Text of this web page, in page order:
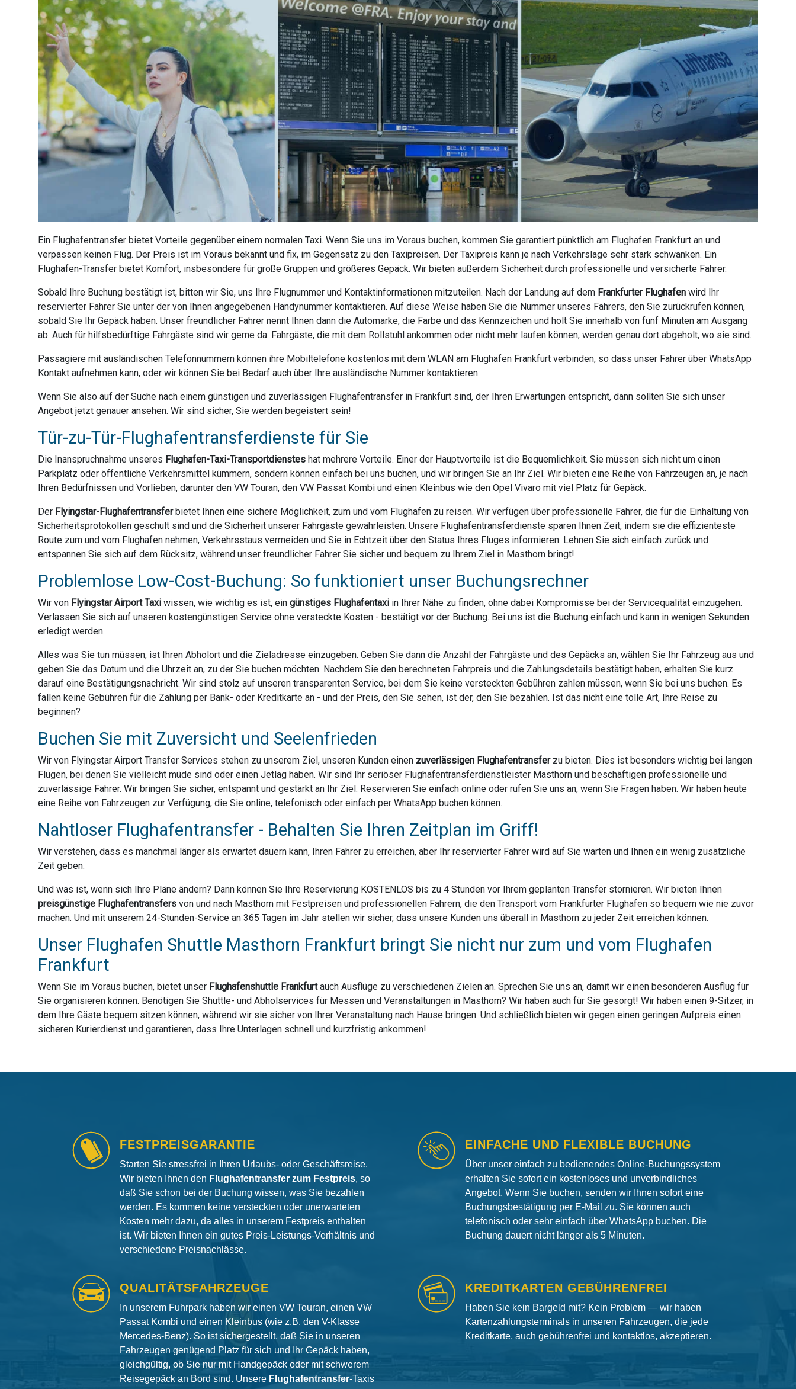
Ein Flughafentransfer bietet Vorteile gegenüber einem normalen Taxi. Wenn Sie uns im Voraus buchen, kommen Sie garantiert pünktlich am Flughafen Frankfurt an und
verpassen keinen Flug. Der Preis ist im Voraus bekannt und fix, im Gegensatz zu den Taxipreisen. Der Taxipreis kann je nach Verkehrslage sehr stark schwanken. Ein
Flughafen-Transfer bietet Komfort, insbesondere für große Gruppen und größeres Gepäck. Wir bieten außerdem Sicherheit durch professionelle und versicherte Fahrer.
Sobald Ihre Buchung bestätigt ist, bitten wir Sie, uns Ihre Flugnummer und Kontaktinformationen mitzuteilen. Nach der Landung auf dem Frankfurter Flughafen wird Ihr
reservierter Fahrer Sie unter der von Ihnen angegebenen Handynummer kontaktieren. Auf diese Weise haben Sie die Nummer unseres Fahrers, den Sie zurückrufen können,
sobald Sie Ihr Gepäck haben. Unser freundlicher Fahrer nennt Ihnen dann die Automarke, die Farbe und das Kennzeichen und holt Sie innerhalb von fünf Minuten am Ausgang
ab. Auch für hilfsbedürftige Fahrgäste sind wir gerne da: Fahrgäste, die mit dem Rollstuhl ankommen oder nicht mehr laufen können, werden genau dort abgeholt, wo sie sind.
Passagiere mit ausländischen Telefonnummern können ihre Mobiltelefone kostenlos mit dem WLAN am Flughafen Frankfurt verbinden, so dass unser Fahrer über WhatsApp
Kontakt aufnehmen kann, oder wir können Sie bei Bedarf auch über Ihre ausländische Nummer kontaktieren.
Wenn Sie also auf der Suche nach einem günstigen und zuverlässigen Flughafentransfer in Frankfurt sind, der Ihren Erwartungen entspricht, dann sollten Sie sich unser
Angebot jetzt genauer ansehen. Wir sind sicher, Sie werden begeistert sein!
Tür-zu-Tür-Flughafentransferdienste für Sie
Die Inanspruchnahme unseres Flughafen-Taxi-Transportdienstes hat mehrere Vorteile. Einer der Hauptvorteile ist die Bequemlichkeit. Sie müssen sich nicht um einen
Parkplatz oder öffentliche Verkehrsmittel kümmern, sondern können einfach bei uns buchen, und wir bringen Sie an Ihr Ziel. Wir bieten eine Reihe von Fahrzeugen an, je nach
Ihren Bedürfnissen und Vorlieben, darunter den VW Touran, den VW Passat Kombi und einen Kleinbus wie den Opel Vivaro mit viel Platz für Gepäck.
Der Flyingstar-Flughafentransferbietet Ihnen eine sichere Möglichkeit, zum und vom Flughafen zu reisen. Wir verfügen über professionelle Fahrer, die für die Einhaltung von
Sicherheitsprotokollen geschult sind und die Sicherheit unserer Fahrgäste gewährleisten. Unsere Flughafentransferdienste sparen Ihnen Zeit, indem sie die effizienteste
Route zum und vom Flughafen nehmen, Verkehrsstaus vermeiden und Sie in Echtzeit über den Status Ihres Fluges informieren. Lehnen Sie sich einfach zurück und
entspannen Sie sich auf dem Rücksitz, während unser freundlicher Fahrer Sie sicher und bequem zu Ihrem Ziel in Masthorn bringt!
Problemlose Low-Cost-Buchung: So funktioniert unser Buchungsrechner
Wir von Flyingstar Airport Taxi wissen, wie wichtig es ist, ein günstiges Flughafentaxi in Ihrer Nähe zu finden, ohne dabei Kompromisse bei der Servicequalität einzugehen.
Verlassen Sie sich auf unseren kostengünstigen Service ohne versteckte Kosten - bestätigt vor der Buchung. Bei uns ist die Buchung einfach und kann in wenigen Sekunden
erledigt werden.
Alles was Sie tun müssen, ist Ihren Abholort und die Zieladresse einzugeben. Geben Sie dann die Anzahl der Fahrgäste und des Gepäcks an, wählen Sie Ihr Fahrzeug aus und
geben Sie das Datum und die Uhrzeit an, zu der Sie buchen möchten. Nachdem Sie den berechneten Fahrpreis und die Zahlungsdetails bestätigt haben, erhalten Sie kurz
darauf eine Bestätigungsnachricht. Wir sind stolz auf unseren transparenten Service, bei dem Sie keine versteckten Gebühren zahlen müssen, wenn Sie bei uns buchen. Es
fallen keine Gebühren für die Zahlung per Bank- oder Kreditkarte an - und der Preis, den Sie sehen, ist der, den Sie bezahlen. Ist das nicht eine tolle Art, Ihre Reise zu
beginnen?
Buchen Sie mit Zuversicht und Seelenfrieden
Wir von Flyingstar Airport Transfer Services stehen zu unserem Ziel, unseren Kunden einen zuverlässigen Flughafentransferzu bieten. Dies ist besonders wichtig bei langen
Flügen, bei denen Sie vielleicht müde sind oder einen Jetlag haben. Wir sind Ihr seriöser Flughafentransferdienstleister Masthorn und beschäftigen professionelle und
zuverlässige Fahrer. Wir bringen Sie sicher, entspannt und gestärkt an Ihr Ziel. Reservieren Sie einfach online oder rufen Sie uns an, wenn Sie Fragen haben. Wir haben heute
eine Reihe von Fahrzeugen zur Verfügung, die Sie online, telefonisch oder einfach per WhatsApp buchen können.
Nahtloser Flughafentransfer - Behalten Sie Ihren Zeitplan im Griff!
Wir verstehen, dass es manchmal länger als erwartet dauern kann, Ihren Fahrer zu erreichen, aber Ihr reservierter Fahrer wird auf Sie warten und Ihnen ein wenig zusätzliche
Zeit geben.
Und was ist, wenn sich Ihre Pläne ändern? Dann können Sie Ihre Reservierung KOSTENLOS bis zu 4 Stunden vor Ihrem geplanten Transfer stornieren. Wir bieten Ihnen
preisgünstige Flughafentransfers von und nach Masthorn mit Festpreisen und professionellen Fahrern, die den Transport vom Frankfurter Flughafen so bequem wie nie zuvor
machen. Und mit unserem 24-Stunden-Service an 365 Tagen im Jahr stellen wir sicher, dass unsere Kunden uns überall in Masthorn zu jeder Zeit erreichen können.
Unser Flughafen Shuttle Masthorn Frankfurt bringt Sie nicht nur zum und vom Flughafen
Frankfurt
Wenn Sie im Voraus buchen, bietet unser Flughafenshuttle Frankfurtauch Ausflüge zu verschiedenen Zielen an. Sprechen Sie uns an, damit wir einen besonderen Ausflug für
Sie organisieren können. Benötigen Sie Shuttle- und Abholservices für Messen und Veranstaltungen in Masthorn? Wir haben auch für Sie gesorgt! Wir haben einen 9-Sitzer, in
dem Ihre Gäste bequem sitzen können, während wir sie sicher von Ihrer Veranstaltung nach Hause bringen. Und schließlich bieten wir gegen einen geringen Aufpreis einen
sicheren Kurierdienst und garantieren, dass Ihre Unterlagen schnell und kurzfristig ankommen!
FESTPREISGARANTIE
Starten Sie stressfrei in Ihren Urlaubs- oder Geschäftsreise.
Wir bieten Ihnen den Flughafentransfer zum Festpreis, so
daß Sie schon bei der Buchung wissen, was Sie bezahlen
werden. Es kommen keine versteckten oder unerwarteten
Kosten mehr dazu, da alles in unserem Festpreis enthalten
ist. Wir bieten Ihnen ein gutes Preis-Leistungs-Verhältnis und
verschiedene Preisnachlässe.
EINFACHE UND FLEXIBLE BUCHUNG
Über unser einfach zu bedienendes Online-Buchungssystem
erhalten Sie sofort ein kostenloses und unverbindliches
Angebot. Wenn Sie buchen, senden wir Ihnen sofort eine
Buchungsbestätigung per E-Mail zu. Sie können auch
telefonisch oder sehr einfach über WhatsApp buchen. Die
Buchung dauert nicht länger als 5 Minuten.
QUALITÄTSFAHRZEUGE
In unserem Fuhrpark haben wir einen VW Touran, einen VW
Passat Kombi und einen Kleinbus (wie z.B. den V-Klasse
Mercedes-Benz). So ist sichergestellt, daß Sie in unseren
Fahrzeugen genügend Platz für sich und Ihr Gepäck haben,
gleichgültig, ob Sie nur mit Handgepäck oder mit schwerem
Reisegepäck an Bord sind. Unsere Flughafentransfer-Taxis
KREDITKARTEN GEBÜHRENFREI
Haben Sie kein Bargeld mit? Kein Problem — wir haben
Kartenzahlungsterminals in unseren Fahrzeugen, die jede
Kreditkarte, auch gebührenfrei und kontaktlos, akzeptieren.